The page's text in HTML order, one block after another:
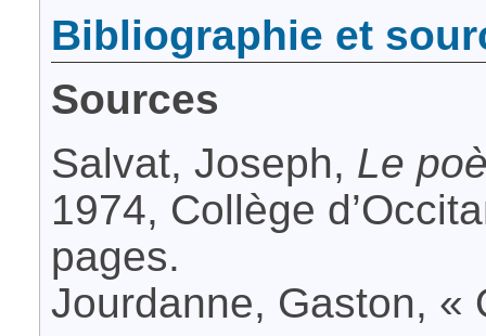
Bibliographie et
Sources
Salvat, Joseph, Le
1974, Collège
pages.
Jourdanne, Gaston, «